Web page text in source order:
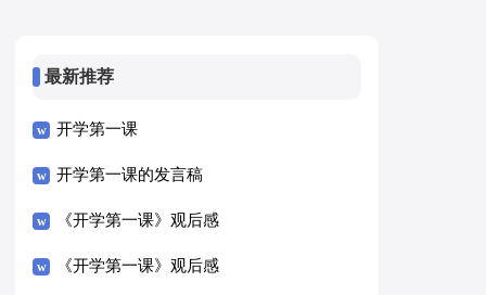
最新推荐
开学第一课
开学第一课的发言稿
《开学第一课》观后感
《开学第一课》观后感